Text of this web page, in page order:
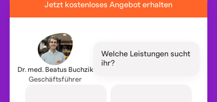
Jetzt kostenloses Angebot erhalten
Dr. med. Beatus Buchzik
Geschäftsführer
Welche Leistungen sucht
ihr?